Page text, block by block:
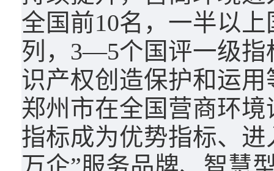
全国前10名，一半以
列，3—5个国评一级指
识产权创造保护和运
郑州市在全国营商环
指标成为优势指标、